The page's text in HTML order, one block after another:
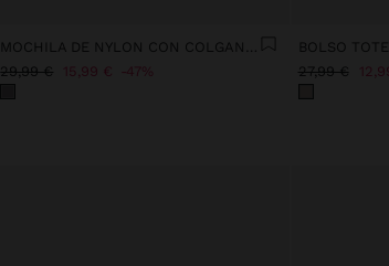
29,99 € 15,99 € 47%
BOLSO
27,99 €